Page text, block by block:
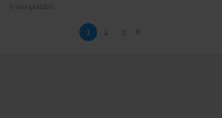
6 jaar geleden
1 2 3